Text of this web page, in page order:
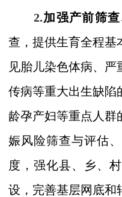
2.加强产前筛查
查，提供生育全程基
见胎儿染色体病、
传病等重大出生缺陷
龄孕产妇等重点 人群
娠风险筛查与评估
度，强化县、乡、
设，完善基层网底和